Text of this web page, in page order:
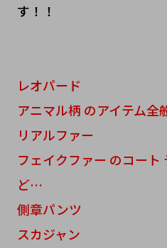
す！！
レオパード
アニマル柄 のアイテム全
リアルファー
フェイクファー のコート
ど…
側章パンツ
スカジャン